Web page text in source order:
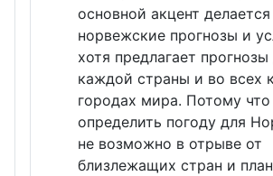
основной акцент делается
норвежские прогнозы и
хотя предлагает прогнозы
каждой страны и во всех
городах мира. Потому что
определить погоду для
не возможно в отрыве от
близлежащих стран и